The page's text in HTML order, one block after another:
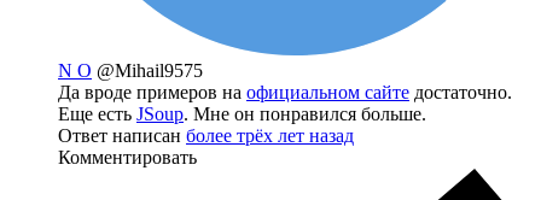
N O @Mihail9575
Да вроде примеров на официальном сайте достаточно.
Еще есть JSoup. Мне он понравился больше.
Ответ написан более трёх лет назад
Комментировать